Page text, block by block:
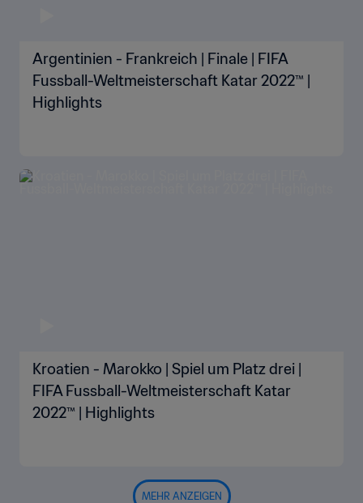
Argentinien - Frankreich | Finale | FIFA
Fussball-Weltmeisterschaft Katar 2022™ |
Highlights
Kroatien - Marokko | Spiel um Platz drei |
FIFA Fussball-Weltmeisterschaft Katar
2022™ | Highlights
MEHR ANZEIGEN